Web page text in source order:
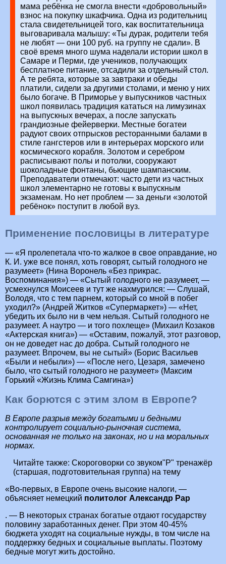
мама ребёнка не смогла внести «добровольный»
взнос на покупку шкафчика. Одна из родительниц
стала свидетельницей того, как воспитательница
выговаривала малышу: «Ты дурак, родители тебя
не любят — они 100 руб. на группу не сдали». В
своё время много шума наделали истории школ в
Самаре и Перми, где учеников, получающих
бесплатное питание, отсадили за отдельный стол.
А те ребята, которые за завтраки и обеды
платили, сидели за другими столами, и меню у них
было богаче. В Приморье у выпускников частных
школ появилась традиция кататься на лимузинах
на выпускных вечерах, а после запускать
грандиозные фейерверки. Местные богатеи
радуют своих отпрысков ресторанными балами в
стиле гангстеров или в интерьерах морского или
космического корабля. Золотом и серебром
расписывают полы и потолки, сооружают
шоколадные фонтаны, бьющие шампанским.
Преподаватели отмечают: часто дети из частных
школ элементарно не готовы к выпускным
экзаменам. Но нет проблем — за деньги «золотой
ребёнок» поступит в любой вуз.
Применение пословицы в литературе
— «Я пролепетала что-то жалкое в свое оправдание, но
К. И. уже все понял, хоть говорят, сытый голодного не
разумеет» (Нина Воронель «Без прикрас.
Воспоминания») — «Сытый голодного не разумеет, ―
усмехнулся Моисеев и тут же нахмурился: ― Слушай,
Володя, что с тем парнем, который со мной в побег
уходил?» (Андрей Житков «Супермаркет») — «Нет,
убедить их было ни в чем нельзя. Сытый голодного не
разумеет. А наутро ― и того похлеще» (Михаил Козаков
«Актерская книга») — «Оставим, пожалуй, этот разговор,
он не доведет нас до добра. Сытый голодного не
разумеет. Впрочем, вы не сытый» (Борис Васильев
«Были и небыли») — «После него, Цезаря, замечено
было, что сытый голодного не разумеет» (Максим
Горький «Жизнь Клима Самгина»)
Как борются с этим злом в Европе?
В Европе разрыв между богатыми и бедными
контролирует социально-рыночная система,
основанная не только на законах, но и на моральных
нормах.
Читайте также: Скороговорки со звуком"Р" тренажёр
(старшая, подготовительная группа) на тему
«Во-первых, в Европе очень высокие налоги, —
объясняет немецкий политолог Александр Рар
. — В некоторых странах богатые отдают государству
половину заработанных денег. При этом 40-45%
бюджета уходят на социальные нужды, в том числе на
поддержку бедных и социальные выплаты. Поэтому
бедные могут жить достойно.